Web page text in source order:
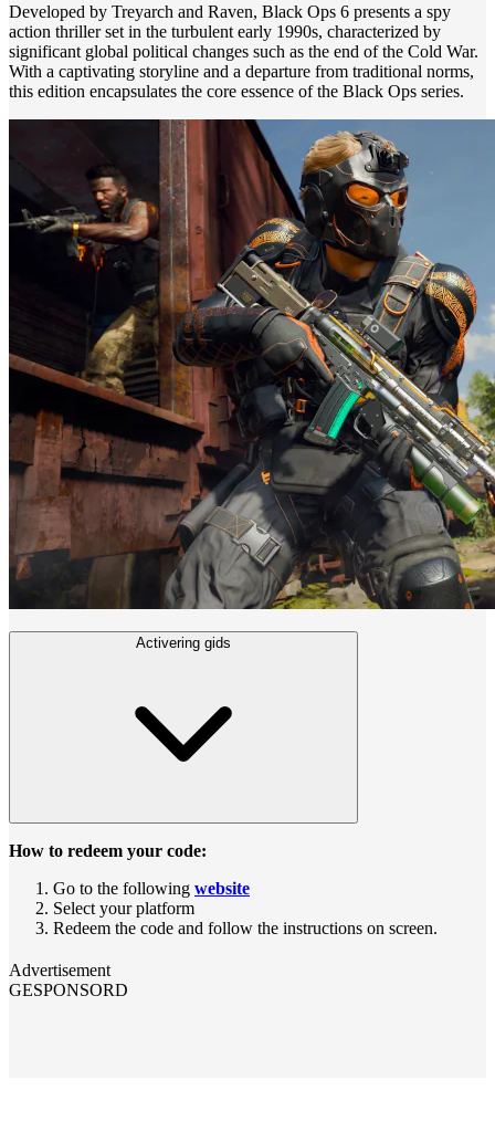
Developed by Treyarch and Raven, Black Ops 6 presents a spy
action thriller set in the turbulent early 1990s, characterized by
significant global political changes such as the end of the Cold War.
With a captivating storyline and a departure from traditional norms,
this edition encapsulates the core essence of the Black Ops series.
Activering gids
How to redeem your code:
Go to the following website
Select your platform
Redeem the code and follow the instructions on screen.
Advertisement
GESPONSORD